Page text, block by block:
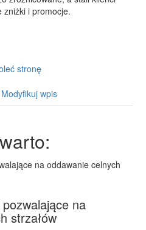
zniżki i promocje.
stronę
Modyfikuj wpis
na
strzałów